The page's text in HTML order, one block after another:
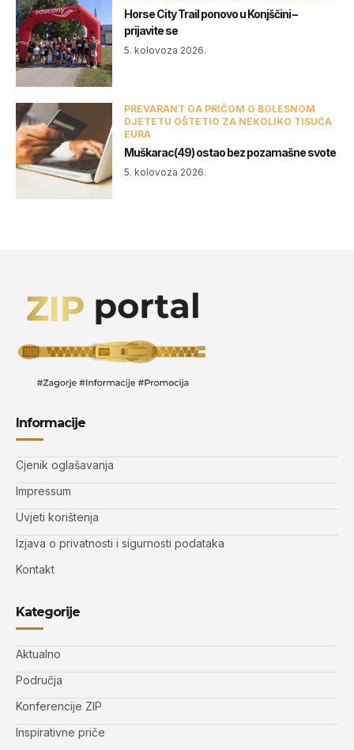
Horse City Trail ponovo u Konjščini –
prijavite se
5. kolovoza 2026.
PREVARANT GA PRIČOM O BOLESNOM
DJETETU OŠTETIO ZA NEKOLIKO TISUĆA
EURA
Muškarac(49) ostao bez pozamašne svote
5. kolovoza 2026.
Informacije
Cjenik oglašavanja
Impressum
Uvjeti korištenja
Izjava o privatnosti i sigurnosti podataka
Kontakt
Kategorije
Aktualno
Područja
Konferencije ZIP
Inspirativne priče